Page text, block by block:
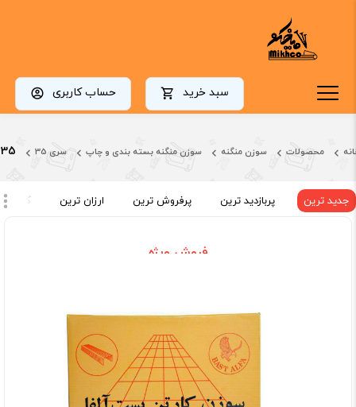
سبد خرید حساب کاربری
محصولات سوزن منگنه سوزن منگنه بسته بندی و چاپ سری 35 alfabast-35
جدید ترین پربازدید ترین پرفروش ترین ارزان ترین گران
فروش ویژه